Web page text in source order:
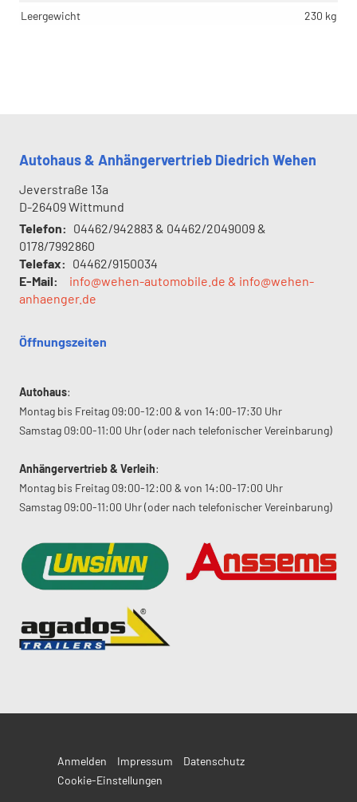
Leergewicht
230 kg
Autohaus & Anhängervertrieb Diedrich Wehen
Jeverstraße 13a
D-26409Wittmund
Telefon: 04462/942883 & 04462/2049009 &
0178/7992860
Telefax: 04462/9150034
E-Mail:
info@wehen-automobile.de & info@wehen-
anhaenger.de
Öffnungszeiten
Autohaus:
Montag bis Freitag 09:00-12:00 & von 14:00-17:30 Uhr
Samstag 09:00-11:00 Uhr (oder nach telefonischer Vereinbarung)
Anhängervertrieb & Verleih:
Montag bis Freitag 09:00-12:00 & von 14:00-17:00 Uhr
Samstag 09:00-11:00 Uhr (oder nach telefonischer Vereinbarung)
Anmelden Impressum
Datenschutz
Cookie-Einstellungen